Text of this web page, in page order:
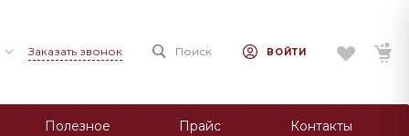
Заказать звонок Поиск ВОЙТИ
Полезное Прайс Контакты